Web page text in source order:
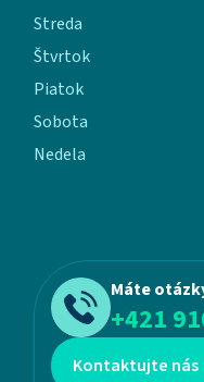
Streda
Štvrtok
Piatok
Sobota
Nedela
Máte
+421
Kontaktujte nás